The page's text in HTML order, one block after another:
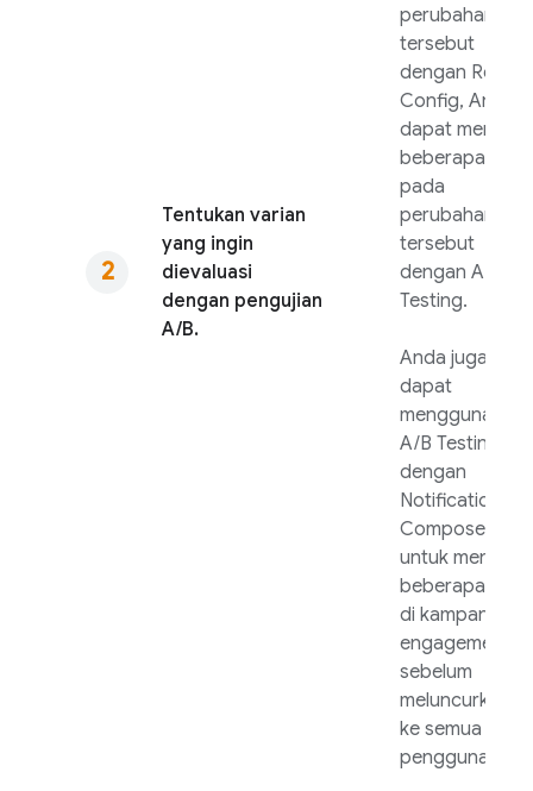
Tentukan varian
yang ingin
dievaluasi
dengan pengujian
A/B.
perubahan
tersebut
dengan
Config, Anda
dapat menguji
beberapa
pada
perubahan
tersebut
dengan A/B
Testing.
Anda juga
dapat
menggunakan
A/B Testing
dengan
Notifications
Composer
untuk menguji
beberapa
di kampanye
engagement
sebelum
ke semua
pengguna.